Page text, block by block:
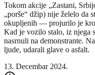
Tokom akcije „Zastani,
„porše“ džip) nije želelo da
okupljenih — projurilo je
Kad je vozilo stalo, iz njega
nasrnuli na demonstrante.
ljude, udarali glave o asfalt.
13. Decembar 2024.